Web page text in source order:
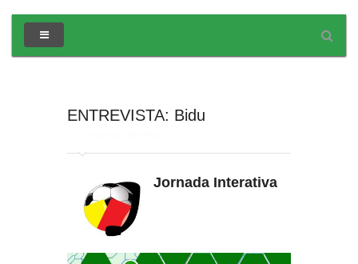
ENTREVISTA: Bidu
Jornada Interativa